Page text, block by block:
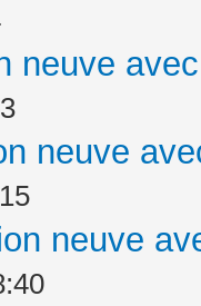
neuve
neuve
neuve